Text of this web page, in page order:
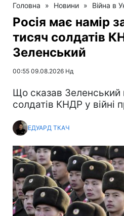
Головна » Новини » Війна в
Росія має намір
тисяч солдатів
Зеленський
00:55 09.08.2026 Нд
Що сказав Зеленський
солдатів КНДР у війні
ЕДУАРД ТКАЧ